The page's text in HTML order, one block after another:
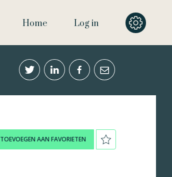
Home Log in
TOEVOEGEN AAN FAVORIETEN